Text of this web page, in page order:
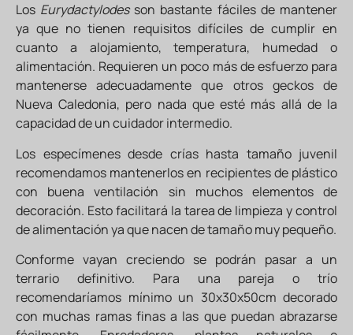
Los Eurydactylodes son bastante fáciles de mantener
ya que no tienen requisitos difíciles de cumplir en
cuanto a alojamiento, temperatura, humedad o
alimentación. Requieren un poco más de esfuerzo para
mantenerse adecuadamente que otros geckos de
Nueva Caledonia, pero nada que esté más allá de la
capacidad de un cuidador intermedio.
Los especímenes desde crías hasta tamaño juvenil
recomendamos mantenerlos en recipientes de plástico
con buena ventilación sin muchos elementos de
decoración. Esto facilitará la tarea de limpieza y control
de alimentación ya que nacen de tamaño muy pequeño.
Conforme vayan creciendo se podrán pasar a un
terrario definitivo. Para una pareja o trío
recomendaríamos mínimo un 30x30x50cm decorado
con muchas ramas finas a las que puedan abrazarse